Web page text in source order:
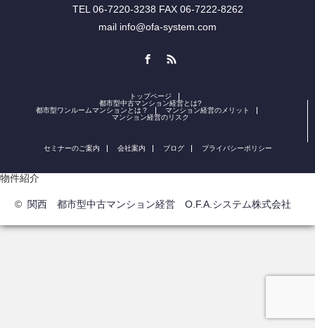
TEL 06-7220-3238 FAX 06-7222-8262
mail info@ofa-system.com
トップページ
都市型中古マンション経営とは?
都市型ワンルームマンションとは？
マンション経営のメリット
マンション経営のリスク
セミナーのご案内 会社案内 ブログ プライバシーポリシー
物件紹介
セミナー申込・お問い合わせ
© 関西 都市型中古マンション経営 O.F.A.システム株式会社